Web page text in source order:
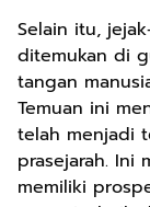
Selain itu,
ditemukan di
tangan
Temuan ini
telah menjadi
prasejarah. Ini
memiliki